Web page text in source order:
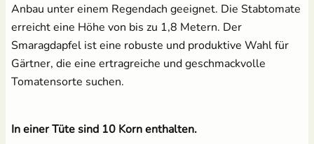
Brennnesseljauche - Bio
Pflanzenschilder zum
Anzuchtschalen Set &
Erdtopfpresse
[Kunststoff]
17,99 €
Anbau unter einem Regendach geeignet. Die Stabtomate
erreicht eine Höhe von bis zu 1,8 Metern. Der
Smaragdapfel ist eine robuste und produktive Wahl für
Gärtner, die eine ertragreiche und geschmackvolle
Tomatensorte suchen.
In einer Tüte sind 10 Korn enthalten.